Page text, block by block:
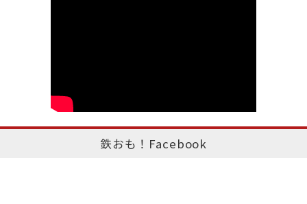
鉄おも！Facebook